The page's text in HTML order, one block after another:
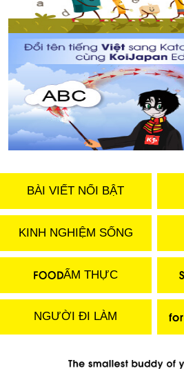
BÀI VIẾT NỔI BẬT
KINH NGHIỆM SỐNG
ẨM THỰC
NGƯỜI ĐI LÀM